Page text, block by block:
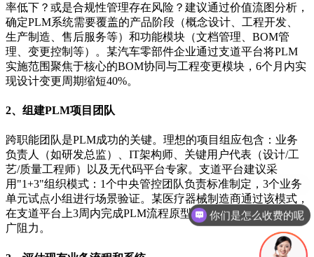
率低下？或是合规性管理存在风险？建议通过价值流图分析，
确定PLM系统需要覆盖的产品阶段（概念设计、工程开发、
生产制造、售后服务等）和功能模块（文档管理、BOM管
理、变更控制等）。某汽车零部件企业通过支道平台将PLM
实施范围聚焦于核心的BOM协同与工程变更模块，6个月内实
现设计变更周期缩短40%。
2、组建PLM项目团队
跨职能团队是PLM成功的关键。理想的项目组应包含：业务
负责人（如研发总监）、IT架构师、关键用户代表（设计/工
艺/质量工程师）以及无代码平台专家。支道平台建议采
用"1+3"组织模式：1个中央管控团队负责标准制定，3个业务
单元试点小组进行场景验证。某医疗器械制造商通过该模式，
在支道平台上3周内完成PLM流程原型设计，大幅降低后期推
广阻力。
你们是怎么收费的呢
现在有优惠活动吗